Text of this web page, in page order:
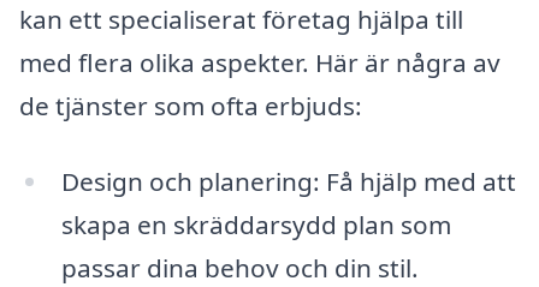
kan ett specialiserat företag hjälpa till
med flera olika aspekter. Här är några av
de tjänster som ofta erbjuds:
Design och planering: Få hjälp med att
skapa en skräddarsydd plan som
passar dina behov och din stil.